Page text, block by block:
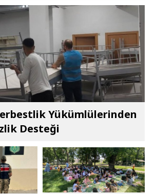
Yükümlülerinden
Desteği